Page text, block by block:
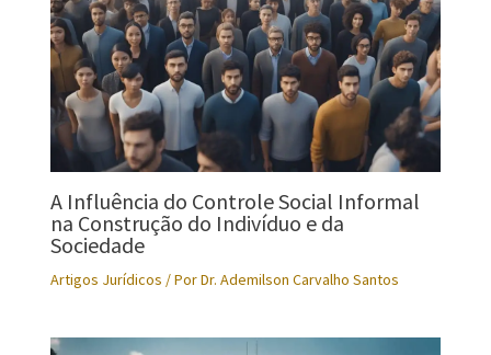
A Influência do Controle Social Informal
na Construção do Indivíduo e da
Sociedade
Artigos Jurídicos / PorDr. Ademilson Carvalho Santos